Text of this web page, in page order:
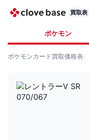
買取表
ポケモン
ポケモンカード買取価格表